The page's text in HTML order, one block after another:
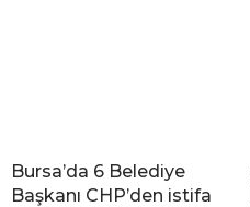
Bursa’da 6 Belediye
Başkanı CHP’den istifa